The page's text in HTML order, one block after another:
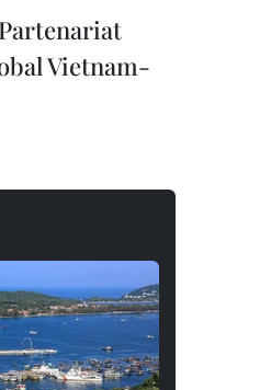
Partenariat
Vietnam-